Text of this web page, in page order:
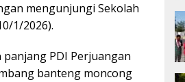
mengunjungi Sekolah
1/2026).
PDI Perjuangan
banteng moncong